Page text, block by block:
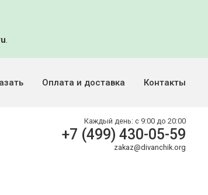
.
Оплата и доставка Контакты
Каждый день: с 9:00 до 20:00
+7 (499) 430-05-59
zakaz@divanchik.org